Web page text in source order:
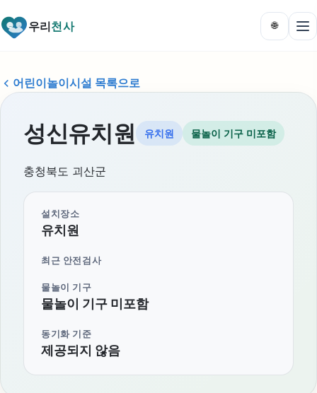
우리천사 🌐
어린이놀이시설 목록으로
성신유치원 유치원 물놀이 기구 미포함
충청북도 괴산군
설치장소
유치원
최근 안전검사
물놀이 기구
물놀이 기구 미포함
동기화 기준
제공되지 않음